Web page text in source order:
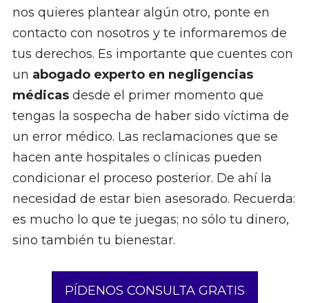
nos quieres plantear algún otro, ponte en
contacto con nosotros y te informaremos de
tus derechos. Es importante que cuentes con
un abogado experto en negligencias
médicasdesde el primer momento que
tengas la sospecha de haber sido víctima de
un error médico. Las reclamaciones que se
hacen ante hospitales o clínicas pueden
condicionar el proceso posterior. De ahí la
necesidad de estar bien asesorado. Recuerda:
es mucho lo que te juegas; no sólo tu dinero,
sino también tu bienestar.
PÍDENOS CONSULTA GRATIS